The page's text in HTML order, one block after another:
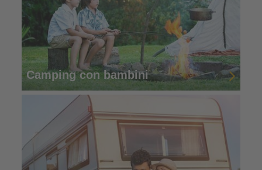
Camping con bambini